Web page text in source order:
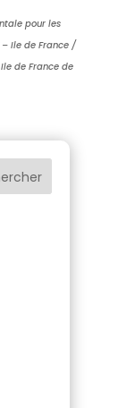
pour les
– Ile de France /
Ile de France de